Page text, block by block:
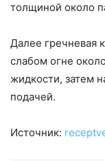
толщиной около
Далее гречневая
слабом огне
жидкости, затем
подачей.
Источник: